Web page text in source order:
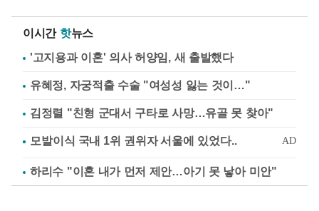
이시간 핫뉴스
'고지용과 이혼' 의사 허양임, 새 출발했다
유혜정, 자궁적출 수술 "여성성 잃는 것이…"
김정렬 "친형 군대서 구타로 사망…유골 못 찾아"
하리수 "이혼 내가 먼저 제안…아기 못 낳아 미안"